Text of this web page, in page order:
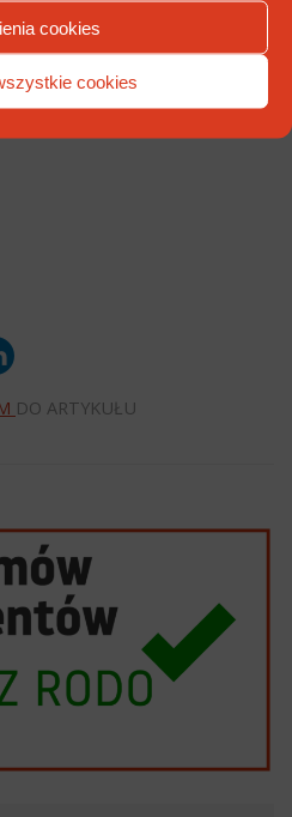
cookies
cookies
wyrażeniu
. Ważna jest więc
przepisów
DO ARTYKUŁU